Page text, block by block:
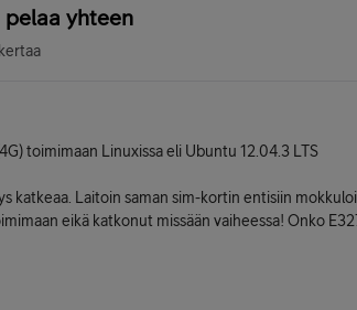
pelaa yhteen
toimimaan Linuxissa eli Ubuntu 12.04.3 LTS
katkeaa. Laitoin saman sim-kortin entisiin
eikä katkonut missään vaiheessa! Onko